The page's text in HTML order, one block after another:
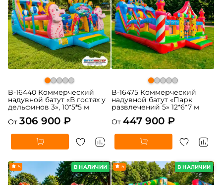
B-16440 Коммерческий
надувной батут «В гостях у
дельфинов 3», 10*5*5 м
От 306 900 ₽
B-16475 Коммерческий
надувной батут «Парк
развлечений 5» 12*6*7 м
От 447 900 ₽
В НАЛИЧИИ
5 В НАЛИЧИИ
5